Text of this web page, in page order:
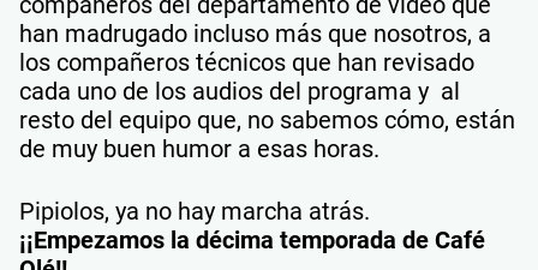
han madrugado incluso más que nosotros, a
los compañeros técnicos que han revisado
cada uno de los audios del programa y al
resto del equipo que, no sabemos cómo, están
de muy buen humor a esas horas.
Pipiolos, ya no hay marcha atrás.
¡¡Empezamos la décima temporada de Café